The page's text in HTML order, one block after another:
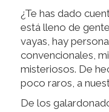
¿Te has dado
está lleno de
vayas, hay
convencionales,
misteriosos. De
poco raros, a
De los